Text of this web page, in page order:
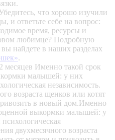
что хорошо изучили
и ответьте себе на вопрос:
время, ресурсы и
любимце? Подробную
найдете в наших разделах
.
месяцев Именно такой срок
малышей: у них
независимость.
возраста щенков или котят
в новый дом.Именно
выкормки малышей: у
двухмесячного возраста